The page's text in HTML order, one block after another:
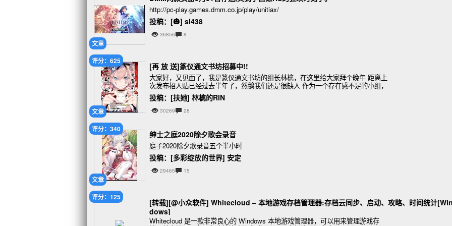
文章
http://pc-play.games.dmm.co.jp/play/unitiax/
投稿：[🎃] sl438
36856 8
文章
评分：625
[再 放 送]篆仪通文书坊招募中!!
大家好，又见面了，我是篆仪通文书坊的组长林檎，在这里给大家拜个晚年 距离上
次发布招人贴已经过去半年了，然鹅我们还是很缺人 作为一个存在感不足的小组，
还是要再说明一下本组的制作范围 我们长期以来致力于单
投稿：[扶她] 林檎的RIN
30269 28
文章
评分：340
绅士之庭2020除夕歌会录音
庭子2020除夕歌录音五个半小时
投稿：[多彩绽放的世界] 安定
29465 15
评分：125
[转载][@小众软件] Whitecloud – 本地游戏存档管理器:存档云同步、启动、攻略、时间统计
dows]
Whitecloud 是一款非常良心的 Windows 本地游戏管理器，可以用来管理游戏存